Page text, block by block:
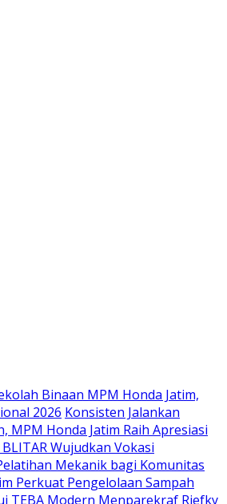
Binaan MPM Honda Jatim,
2026 Konsisten Jalankan
MPM Honda Jatim Raih Apresiasi
BLITAR Wujudkan Vokasi
Mekanik bagi Komunitas
Perkuat Pengelolaan Sampah
TEBA Modern Menparekraf Riefky